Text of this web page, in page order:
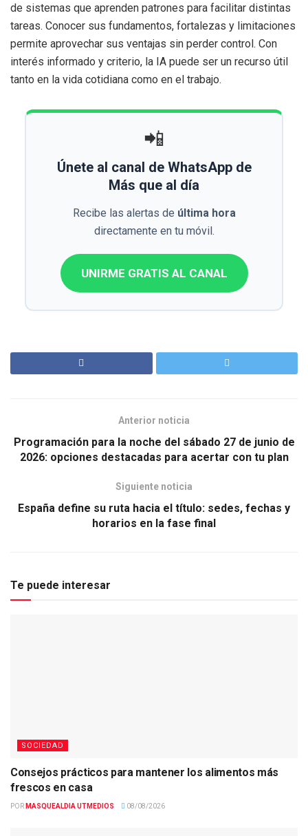
de sistemas que aprenden patrones para facilitar distintas
tareas. Conocer sus fundamentos, fortalezas y limitaciones
permite aprovechar sus ventajas sin perder control. Con
interés informado y criterio, la IA puede ser un recurso útil
tanto en la vida cotidiana como en el trabajo.
📲
Únete al canal de WhatsApp de
Más que al día
Recibe las alertas de última hora
directamente en tu móvil.
UNIRME GRATIS AL CANAL
Anterior noticia
Programación para la noche del sábado 27 de junio de
2026: opciones destacadas para acertar con tu plan
Siguiente noticia
España define su ruta hacia el título: sedes, fechas y
horarios en la fase final
Te puede interesar
SOCIEDAD
Consejos prácticos para mantener los alimentos más
frescos en casa
POR MASQUEALDIA UTMEDIOS 08/08/2026